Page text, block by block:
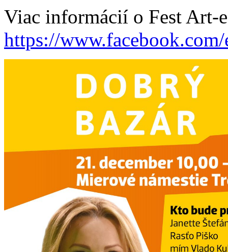
Viac informácií o Fest Art-e
https://